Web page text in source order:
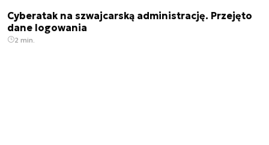
Cyberatak na szwajcarską administrację. Przejęto
dane logowania
2 min.